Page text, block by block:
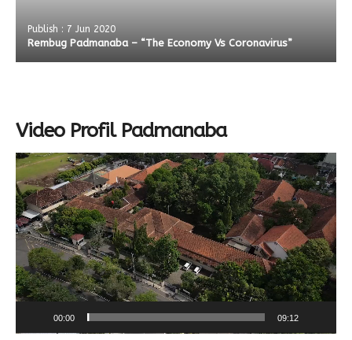
Publish : 7 Jun 2020
Rembug Padmanaba – “The Economy Vs Coronavirus”
Video Profil Padmanaba
Video
Player
00:00 09:12